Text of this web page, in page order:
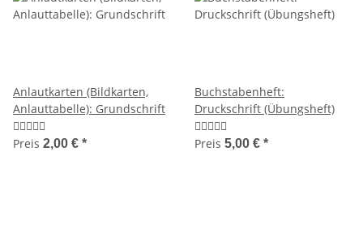
Anlautkarten (Bildkarten,
Anlauttabelle): Grundschrift
Preis 2,00 € *
Buchstabenheft:
Druckschrift (Übungsheft)
Preis 5,00 € *